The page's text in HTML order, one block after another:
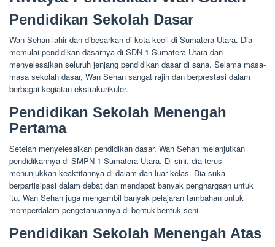
Pendidikan Sekolah Dasar
Wan Sehan lahir dan dibesarkan di kota kecil di Sumatera Utara. Dia
memulai pendidikan dasarnya di SDN 1 Sumatera Utara dan
menyelesaikan seluruh jenjang pendidikan dasar di sana. Selama masa-
masa sekolah dasar, Wan Sehan sangat rajin dan berprestasi dalam
berbagai kegiatan ekstrakurikuler.
Pendidikan Sekolah Menengah
Pertama
Setelah menyelesaikan pendidikan dasar, Wan Sehan melanjutkan
pendidikannya di SMPN 1 Sumatera Utara. Di sini, dia terus
menunjukkan keaktifannya di dalam dan luar kelas. Dia suka
berpartisipasi dalam debat dan mendapat banyak penghargaan untuk
itu. Wan Sehan juga mengambil banyak pelajaran tambahan untuk
memperdalam pengetahuannya di bentuk-bentuk seni.
Pendidikan Sekolah Menengah Atas